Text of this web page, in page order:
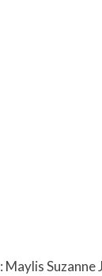
: Maylis